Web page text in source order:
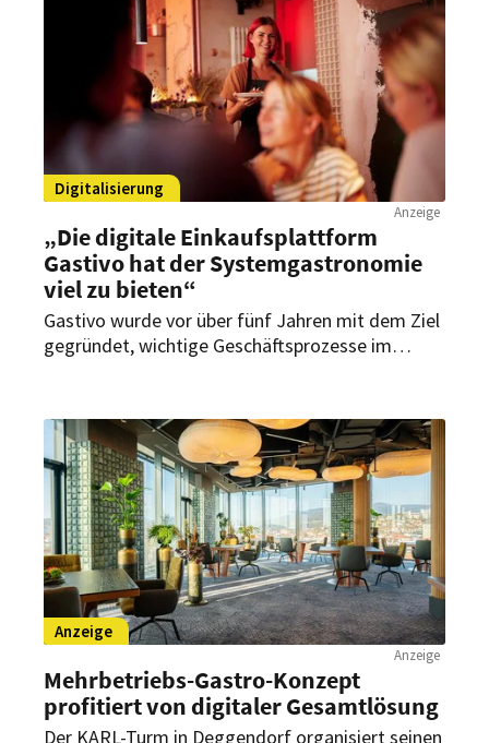
Digitalisierung
Anzeige
„Die digitale Einkaufsplattform
Gastivo hat der Systemgastronomie
viel zu bieten“
Gastivo wurde vor über fünf Jahren mit dem Ziel
gegründet, wichtige Geschäftsprozesse im
aufzustellen. Die Strategie ist aufgegangen –
und alle profitieren davon.
Anzeige
Anzeige
Mehrbetriebs-Gastro-Konzept
profitiert von digitaler Gesamtlösung
Der KARL-Turm in Deggendorf organisiert seinen